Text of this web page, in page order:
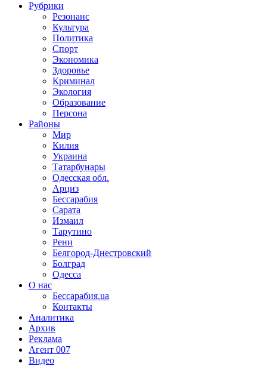
Рубрики
Резонанс
Культура
Политика
Спорт
Экономика
Здоровье
Криминал
Экология
Образование
Персона
Районы
Мир
Килия
Украина
Татарбунары
Одесская обл.
Арциз
Бессарабия
Сарата
Измаил
Тарутино
Рени
Белгород-Днестровский
Болград
Одесса
О нас
Бессарабия.ua
Контакты
Аналитика
Архив
Реклама
Агент 007
Видео